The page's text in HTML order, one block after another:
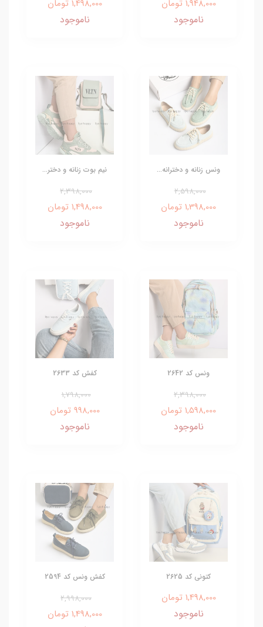
1,948,000 تومان
ناموجود
1,498,000 تومان
ناموجود
ونس زنانه و دخترانه...
2,598,000
1,398,000 تومان
ناموجود
نیم بوت زنانه و دختر...
2,398,000
1,498,000 تومان
ناموجود
ونس کد 2642
2,398,000
1,598,000 تومان
ناموجود
کفش کد 2633
1,798,000
998,000 تومان
ناموجود
کتونی کد 2625
1,498,000 تومان
ناموجود
کفش ونس کد 2594
2,998,000
1,498,000 تومان